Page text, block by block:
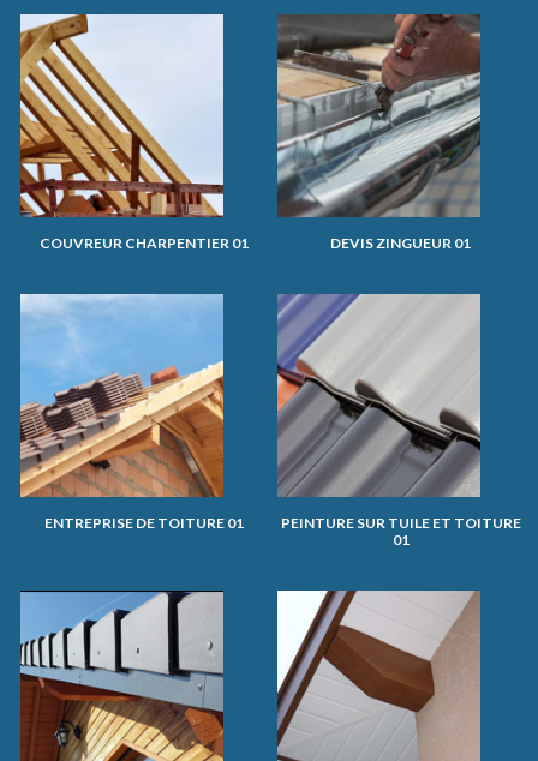
COUVREUR CHARPENTIER 01 DEVIS ZINGUEUR 01
ENTREPRISE DE TOITURE 01
PEINTURE SUR TUILE ET TOITURE
01